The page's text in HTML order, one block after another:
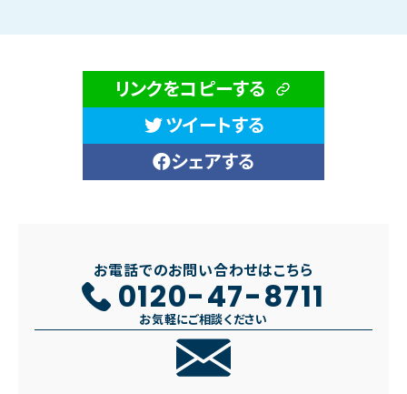
リンクをコピーする
ツイートする
シェアする
お電話でのお問い合わせはこちら
0120-47-8711
お気軽にご相談ください